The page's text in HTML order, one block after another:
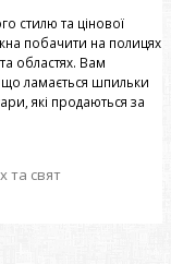
стилю та цінової
побачити на полицях
областях. Вам
що ламається шпильки
які продаються за
та свят